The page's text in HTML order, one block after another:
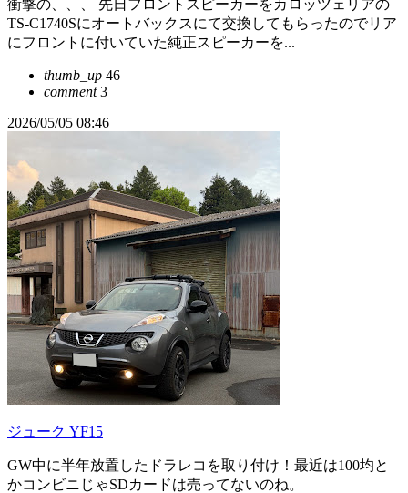
衝撃の、、、 先日フロントスピーカーをカロッツェリアの
TS-C1740Sにオートバックスにて交換してもらったのでリア
にフロントに付いていた純正スピーカーを...
thumb_up 46
comment3
2026/05/05 08:46
ジューク YF15
GW中に半年放置したドラレコを取り付け！最近は100均と
かコンビニじゃSDカードは売ってないのね。